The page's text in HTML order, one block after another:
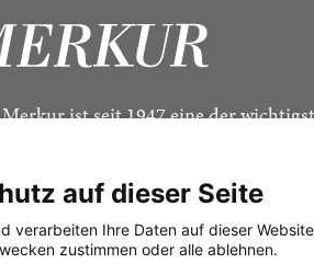
ist seit 1947 eine der
auf dieser Seite
verarbeiten Ihre Daten auf dieser
zustimmen oder alle ablehnen.